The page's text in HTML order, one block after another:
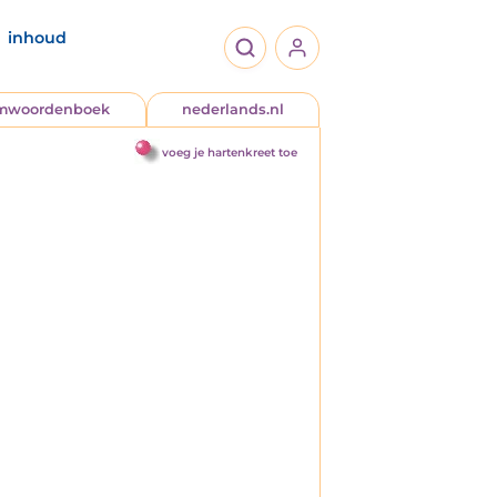
inhoud
nederlands.nl
voeg je hartenkreet toe